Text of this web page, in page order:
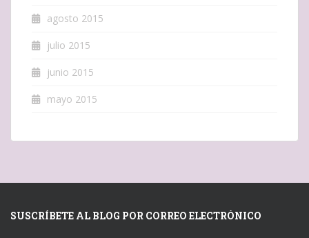
agosto 2015
julio 2015
junio 2015
mayo 2015
SUSCRÍBETE AL BLOG POR CORREO ELECTRÓNICO